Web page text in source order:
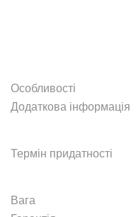
Особливості
Додаткова інформація
Термін придатності
Вага